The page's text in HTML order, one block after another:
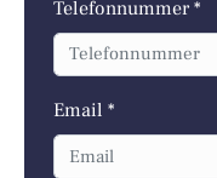
Telefonnummer *
Email *